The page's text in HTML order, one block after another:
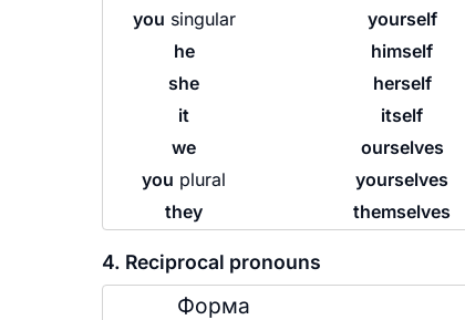
you singular yourself
he
himself
she
herself
it
itself
we
ourselves
you plural yourselves
they
themselves
4. Reciprocal pronouns
Форма